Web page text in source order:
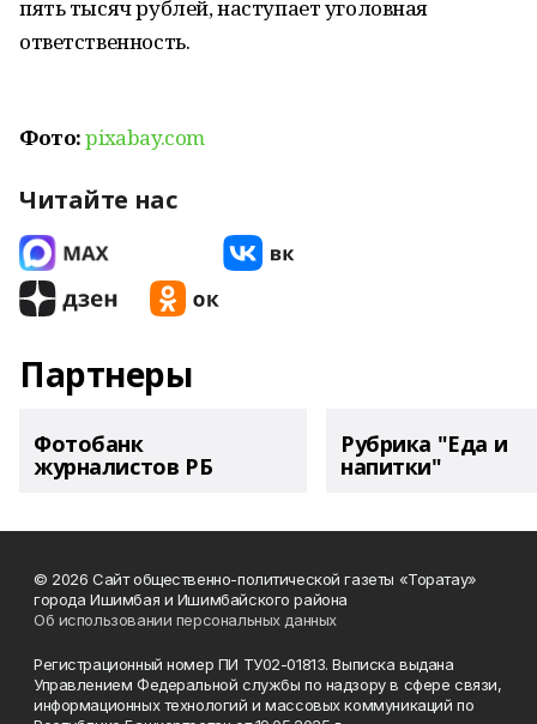
пять тысяч рублей, наступает уголовная
ответственность.
Фото:pixabay.com
Читайте нас
Партнеры
Фотобанк
журналистов РБ
Рубрика "Еда и
напитки"
© 2026 Сайт общественно-политической газеты «Торатау»
города Ишимбая и Ишимбайского района
Об использовании персональных данных
Регистрационный номер ПИ ТУ02-01813. Выписка выдана
Управлением Федеральной службы по надзору в сфере связи,
информационных технологий и массовых коммуникаций по